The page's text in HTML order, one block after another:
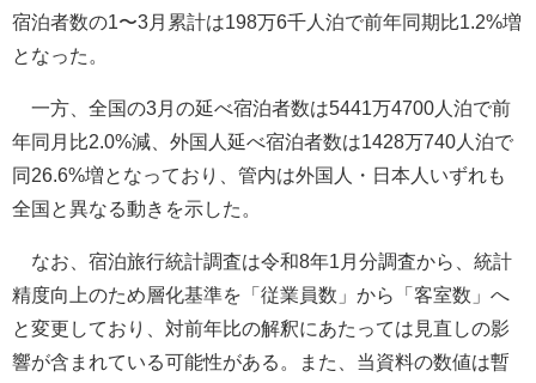
宿泊者数の1〜3月累計は198万6千人泊で前年同期比1.2%増
となった。
一方、全国の3月の延べ宿泊者数は5441万4700人泊で前
年同月比2.0%減、外国人延べ宿泊者数は1428万740人泊で
同26.6%増となっており、管内は外国人・日本人いずれも
全国と異なる動きを示した。
なお、宿泊旅行統計調査は令和8年1月分調査から、統計
精度向上のため層化基準を「従業員数」から「客室数」へ
と変更しており、対前年比の解釈にあたっては見直しの影
響が含まれている可能性がある。また、当資料の数値は暫